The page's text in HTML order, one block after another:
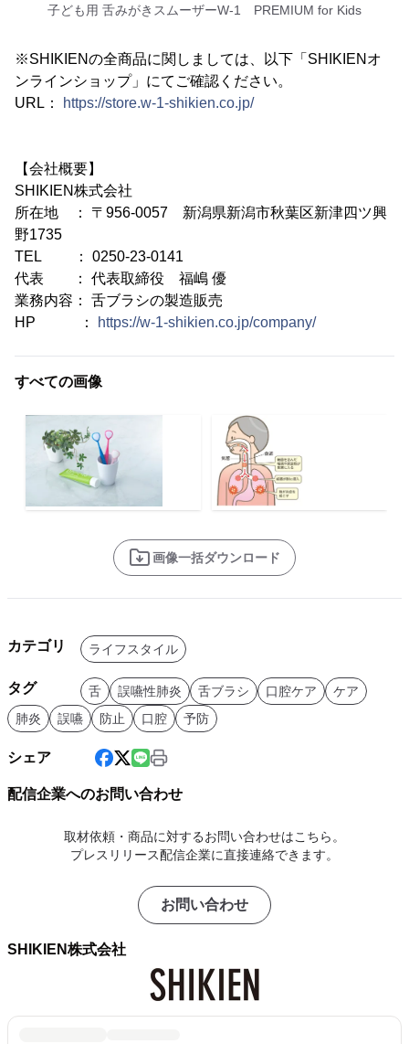
子ども用 舌みがきスムーザーW-1 PREMIUM for Kids
※SHIKIENの全商品に関しましては、以下「SHIKIENオ
ンラインショップ」にてご確認ください。
URL：
https://store.w-1-shikien.co.jp/
【会社概要】
SHIKIEN株式会社
所在地 ： 〒956-0057 新潟県新潟市秋葉区新津四ツ興
野1735
TEL ： 0250-23-0141
代表 ： 代表取締役 福嶋 優
業務内容： 舌ブラシの製造販売
HP ：
https://w-1-shikien.co.jp/company/
すべての画像
画像一括ダウンロード
カテゴリ ライフスタイル
タグ 舌 誤嚥性肺炎 舌ブラシ 口腔ケア
ケア
肺炎
誤嚥 防止 口腔 予防
シェア
配信企業へのお問い合わせ
取材依頼・商品に対するお問い合わせはこちら。
プレスリリース配信企業に直接連絡できます。
お問い合わせ
SHIKIEN株式会社